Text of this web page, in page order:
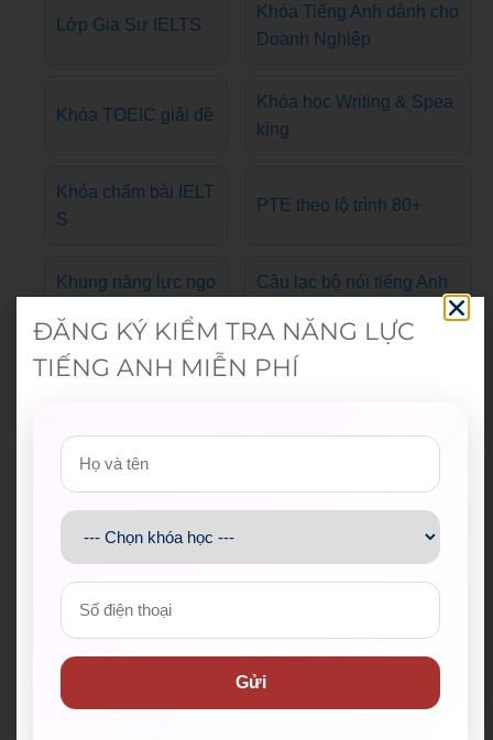
Lớp Gia Sư IELTS
Khóa Tiếng Anh dành cho
Doanh Nghiệp
Khóa TOEIC giải đề
Khóa học Writing & Spea
king
Khóa chấm bài IELT
S
PTE theo lộ trình 80+
Khung năng lực ngo
Câu lạc bộ nói tiếng Anh
Hotline: 028 38 38 38 77
Email: support@weset.edu.vn
Website: https://weset.edu.vn/
Để lại thông tin ngay hoặc
ĐĂNG KÝ KIỂM TRA NĂNG LỰC
TIẾNG ANH MIỄN PHÍ
Gửi